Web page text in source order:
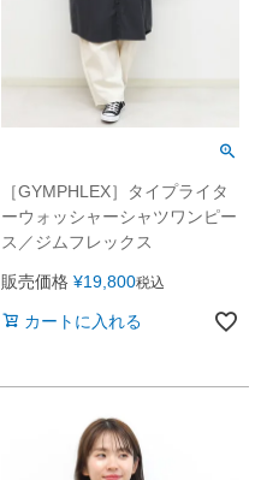
［GYMPHLEX］タイプライタ
ーウォッシャーシャツワンピー
ス／ジムフレックス
販売価格 ¥19,800税込
カートに入れる